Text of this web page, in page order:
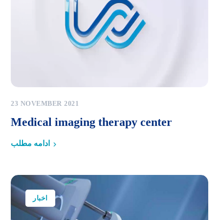
23 NOVEMBER 2021
Medical imaging therapy center
ادامه مطلب
اخبار